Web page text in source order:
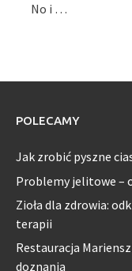
No i …
POLECAMY
Jak zrobić pyszne
Problemy jelitowe –
Zioła dla zdrowia:
terapii
Restauracja
doznania